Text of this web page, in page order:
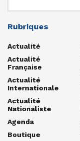
Rubriques
Actualité
Actualité
Française
Actualité
Internationale
Actualité
Nationaliste
Agenda
Boutique